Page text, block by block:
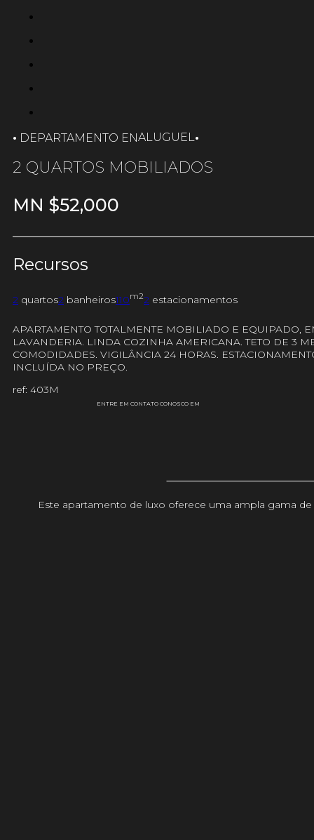
· DEPARTAMENTO ENALUGUEL·
2 QUARTOS MOBILIADOS
MN $52,000
Recursos
2 quartos2 banheiros110m22 estacionamentos
APARTAMENTO TOTALMENTE MOBILIADO E EQUIPADO,
LAVANDERIA. LINDA COZINHA AMERICANA. TETO DE 3
COMODIDADES. VIGILÂNCIA 24 HORAS.
INCLUÍDA NO PREÇO.
ref: 403M
ENTRE EM CONTATO CONOSCO EM
Este apartamento de luxo oferece uma ampla gama